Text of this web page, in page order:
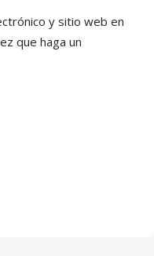
y sitio web en
que haga un